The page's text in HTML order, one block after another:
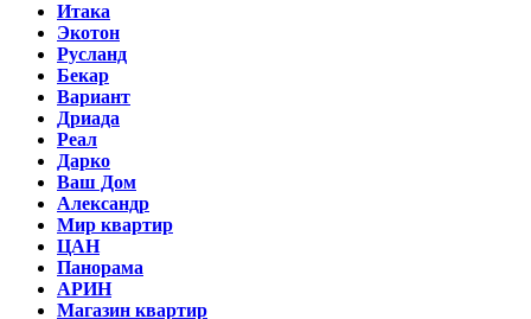
Итака
Экотон
Русланд
Бекар
Вариант
Дриада
Реал
Дарко
Ваш Дом
Александр
Мир квартир
ЦАН
Панорама
АРИН
Магазин квартир